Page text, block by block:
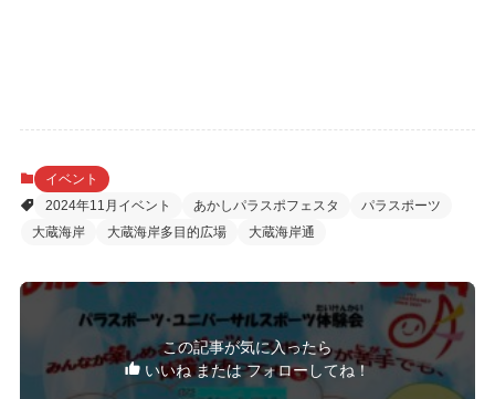
イベント
2024年11月イベント
あかしパラスポフェスタ
パラスポーツ
大蔵海岸
大蔵海岸多目的広場 大蔵海岸通
この記事が気に入ったら
いいね または フォローしてね！